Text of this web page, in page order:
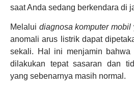
saat Anda sedang berkendara di
Melalui diagnosa komputer mobil
anomali arus listrik dapat
sekali. Hal ini menjamin bahwa
dilakukan tepat sasaran dan
yang sebenarnya masih normal.